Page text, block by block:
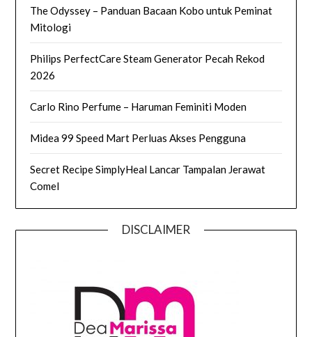
The Odyssey – Panduan Bacaan Kobo untuk Peminat
Mitologi
Philips PerfectCare Steam Generator Pecah Rekod
2026
Carlo Rino Perfume – Haruman Feminiti Moden
Midea 99 Speed Mart Perluas Akses Pengguna
Secret Recipe SimplyHeal Lancar Tampalan Jerawat
Comel
DISCLAIMER